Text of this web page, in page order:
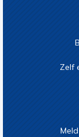
Zelf